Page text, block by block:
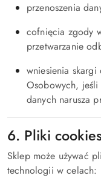
przenoszenia
cofnięcia zgody
przetwarzanie
wniesienia
Osobowych, jeśli
danych narusza
6. Pliki
Sklep może używać
technologii w celach: